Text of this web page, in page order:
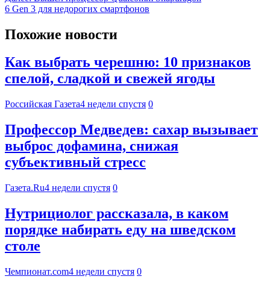
6 Gen 3 для недорогих смартфонов
Похожие новости
Как выбрать черешню: 10 признаков
спелой, сладкой и свежей ягоды
Российская Газета4 недели спустя 0
Профессор Медведев: сахар вызывает
выброс дофамина, снижая
субъективный стресс
Газета.Ru4 недели спустя 0
Нутрициолог рассказала, в каком
порядке набирать еду на шведском
столе
Чемпионат.com4 недели спустя 0